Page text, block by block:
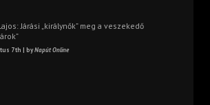
Járási „királynők” meg a veszekedő
7th | byNapút Online